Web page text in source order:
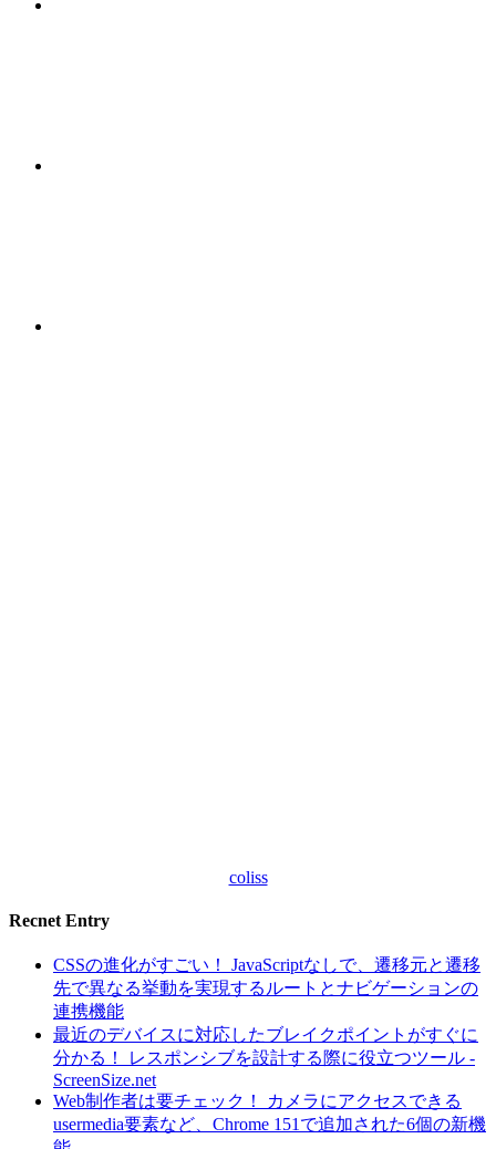
coliss
Recnet Entry
CSSの進化がすごい！ JavaScriptなしで、遷移元と遷移
先で異なる挙動を実現するルートとナビゲーションの
連携機能
最近のデバイスに対応したブレイクポイントがすぐに
分かる！ レスポンシブを設計する際に役立つツール -
ScreenSize.net
Web制作者は要チェック！ カメラにアクセスできる
usermedia要素など、Chrome 151で追加された6個の新機